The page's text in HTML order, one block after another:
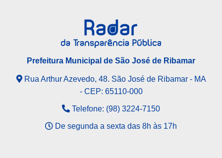
Prefeitura Municipal de São José de Ribamar
Rua Arthur Azevedo, 48. São José de Ribamar - MA
- CEP: 65110-000
Telefone: (98) 3224-7150
De segunda a sexta das 8h às 17h